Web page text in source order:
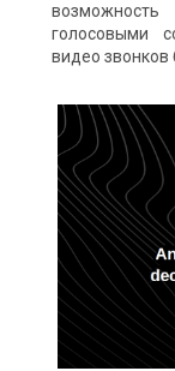
голосовыми
видео звонков